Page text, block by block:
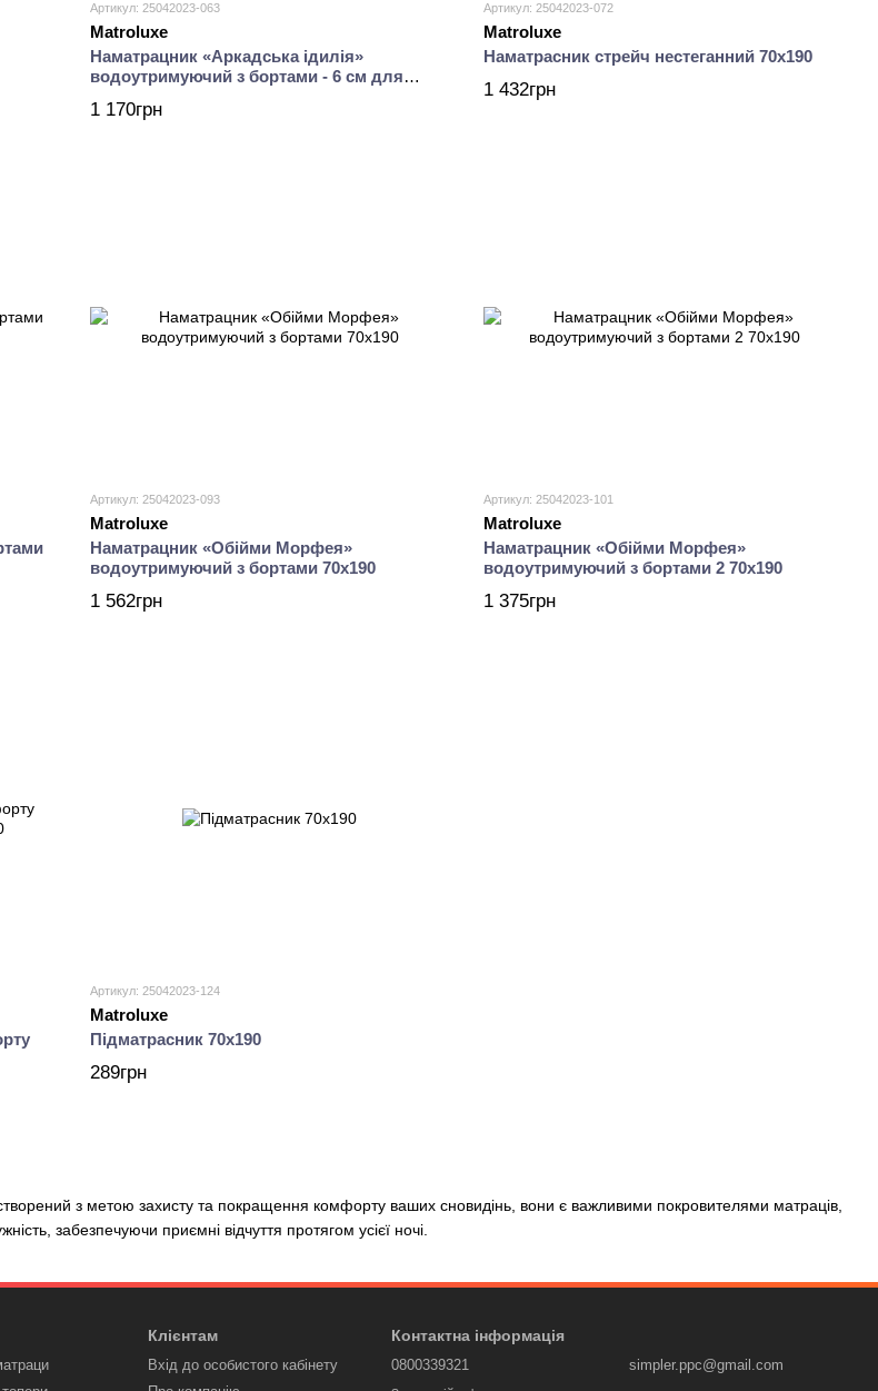
з метою захисту та покращення комфорту ваших сновидінь, вони є важливими покровителями матраців,
забезпечуючи приємні відчуття протягом усієї ночі.
Артикул: 25042023-063
Matroluxe
Наматрацник «Аркадська ідилія»
водоутримуючий з бортами - 6 см для
1 170грн
Артикул: 25042023-072
Matroluxe
Наматрасник стрейч нестеганний 70х190
1 432грн
Артикул: 25042023-093
Matroluxe
Наматрацник «Обійми Морфея»
водоутримуючий з бортами 70х190
1 562грн
Артикул: 25042023-101
Matroluxe
Наматрацник «Обійми Морфея»
водоутримуючий з бортами 2 70х190
1 375грн
Артикул: 25042023-124
Matroluxe
Підматрасник 70х190
289грн
Клієнтам
Вхід до особистого кабінету
Контактна інформація
0800339321 simpler.ppc@gmail.com